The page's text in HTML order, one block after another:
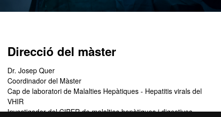
Direcció del màster
Dr. Josep Quer
Coordinador del Màster
Cap de laboratori de Malalties Hepàtiques - Hepatitis virals del
VHIR
Investigador del CIBER de malalties hepàtiques i digestives